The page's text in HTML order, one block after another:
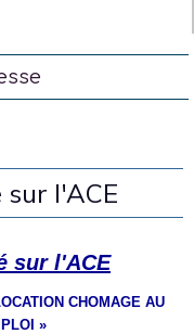
sur l'ACE
sur l'ACE
CHOMAGE AU
»